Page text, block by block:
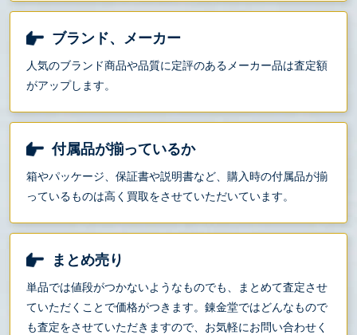
ブランド、メーカー
人気のブランド商品や品質に定評のあるメーカー品は査定額
がアップします。
付属品が揃っているか
箱やパッケージ、保証書や説明書など、購入時の付属品が揃
っているものは高く買取をさせていただいています。
まとめ売り
単品では値段がつかないようなものでも、まとめて査定させ
ていただくことで価格がつきます。錬金堂ではどんなもので
も査定をさせていただきますので、お気軽にお問い合わせく